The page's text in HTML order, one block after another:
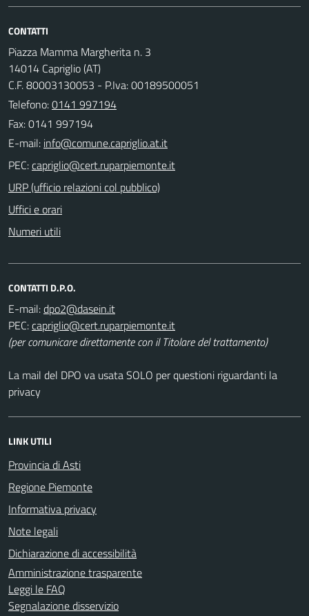
CONTATTI
Piazza Mamma Margherita n. 3
14014 Capriglio (AT)
C.F. 80003130053 - P.Iva: 00189500051
Telefono:0141 997194
Fax: 0141 997194
E-mail:
PEC:
URP (ufficio relazioni col pubblico)
Uffici e orari
Numeri utili
CONTATTI D.P.O.
E-mail:
PEC:
(per comunicare direttamente con il Titolare del trattamento)
La mail del DPO va usata SOLO per questioni riguardanti la
privacy
LINK UTILI
Provincia di Asti
Regione Piemonte
Informativa privacy
Note legali
Dichiarazione di accessibilità
Amministrazione trasparente
Leggi le FAQ
Segnalazione disservizio